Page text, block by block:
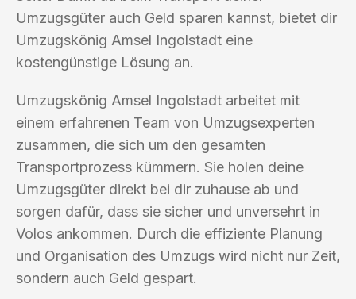
Umzugsgüter auch Geld sparen kannst, bietet dir
Umzugskönig Amsel Ingolstadt eine
kostengünstige Lösung an.
Umzugskönig Amsel Ingolstadt arbeitet mit
einem erfahrenen Team von Umzugsexperten
zusammen, die sich um den gesamten
Transportprozess kümmern. Sie holen deine
Umzugsgüter direkt bei dir zuhause ab und
sorgen dafür, dass sie sicher und unversehrt in
Volos ankommen. Durch die effiziente Planung
und Organisation des Umzugs wird nicht nur Zeit,
sondern auch Geld gespart.